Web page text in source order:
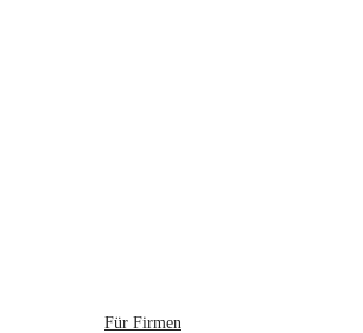
Für Firmen